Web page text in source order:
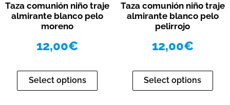
Taza comunión niño traje
almirante blanco pelo
moreno
12,00€
Select options
Taza comunión niño traje
almirante blanco pelo
pelirrojo
12,00€
Select options